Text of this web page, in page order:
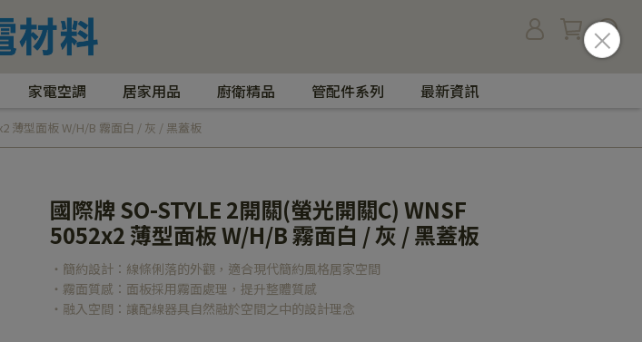
家電空調 居家用品 廚衛精品 管配件系列 最新資訊
薄型面板 W/H/B 霧面白 / 灰 / 黑蓋板
國際牌 SO-STYLE 2開關(螢光開關C) WNSF
5052x2 薄型面板 W/H/B 霧面白 / 灰 / 黑蓋板
‧簡約設計：線條俐落的外觀，適合現代簡約風格居家空間
‧霧面質感：面板採用霧面處理，提升整體質感
‧融入空間：讓配線器具自然融於空間之中的設計理念